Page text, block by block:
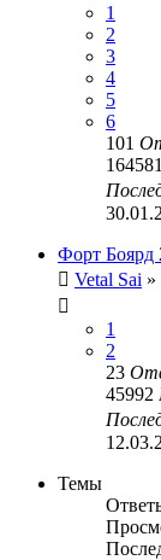
1
2
3
4
5
6
101
Форт Боярд
Vetal Sai »
1
2
23
45992
Темы